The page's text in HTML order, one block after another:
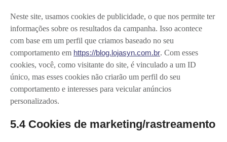
Neste site, usamos cookies de publicidade, o que nos permite ter
informações sobre os resultados da campanha. Isso acontece
com base em um perfil que criamos baseado no seu
comportamento em https://blog.lojasyn.com.br. Com esses
cookies, você, como visitante do site, é vinculado a um ID
único, mas esses cookies não criarão um perfil do seu
comportamento e interesses para veicular anúncios
personalizados.
5.4 Cookies de marketing/rastreamento